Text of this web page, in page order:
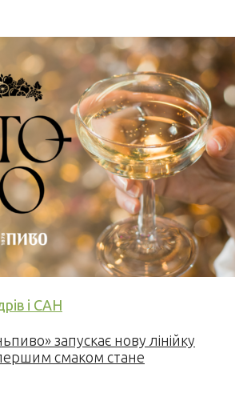
і САН
запускає нову лінійку
смаком стане